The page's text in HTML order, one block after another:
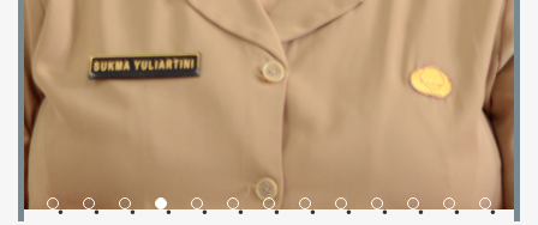
• • • • • • • • • • • • •